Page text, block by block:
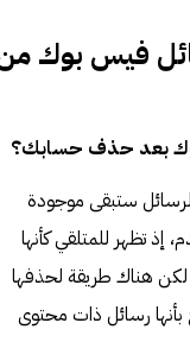
فيس بوك
بعد حذف حسابك؟
ستبقى موجودة
تظهر للمتلقي كأنها
هناك طريقة لحذفها
رسائل ذات محتوى